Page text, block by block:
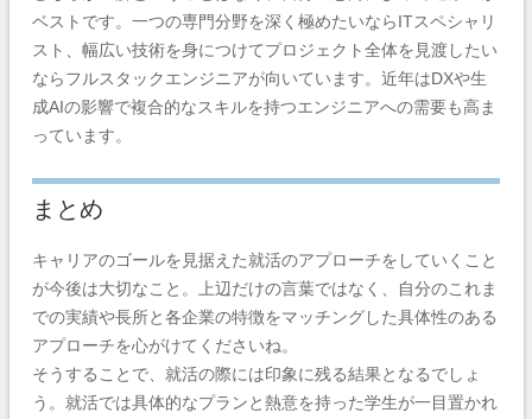
ベストです。一つの専門分野を深く極めたいならITスペシャリ
スト、幅広い技術を身につけてプロジェクト全体を見渡したい
ならフルスタックエンジニアが向いています。近年はDXや生
成AIの影響で複合的なスキルを持つエンジニアへの需要も高ま
っています。
まとめ
キャリアのゴールを見据えた就活のアプローチをしていくこと
が今後は大切なこと。上辺だけの言葉ではなく、自分のこれま
での実績や長所と各企業の特徴をマッチングした具体性のある
アプローチを心がけてくださいね。
そうすることで、就活の際には印象に残る結果となるでしょ
う。就活では具体的なプランと熱意を持った学生が一目置かれ